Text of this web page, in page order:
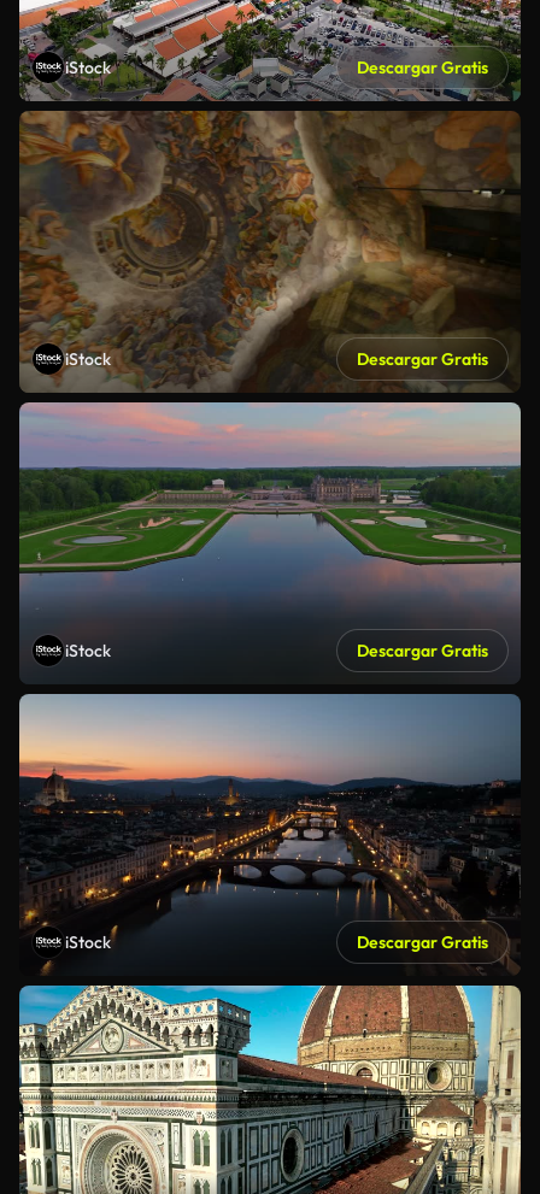
iStock Descargar Gratis
iStock Descargar Gratis
iStock Descargar Gratis
iStock Descargar Gratis